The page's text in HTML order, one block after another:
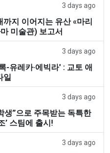
3 days ago
까지 이어지는 유산 «마리
미술관) 보고서
3 days ago
-유레카·에빅라' : 교토 애
일
3 days ago
생”으로 주목받는 독특한
’ 스팀에 출시!
3 days ago